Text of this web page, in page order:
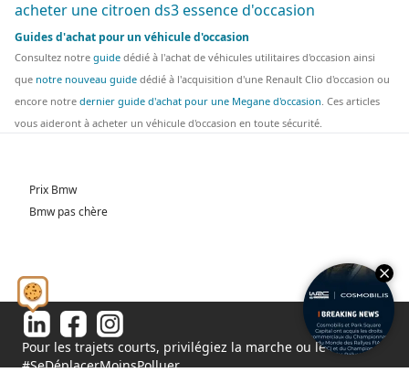
acheter une citroen ds3 essence d'occasion
Guides d'achat pour un véhicule d'occasion
Consultez notre guide dédié à l'achat de véhicules utilitaires d'occasion ainsi
que notre nouveau guide dédié à l'acquisition d'une Renault Clio d'occasion ou
encore notre dernier guide d'achat pour une Megane d'occasion. Ces articles
vous aideront à acheter un véhicule d'occasion en toute sécurité.
Prix Bmw
Bmw pas chère
Pour les trajets courts, privilégiez la marche ou le vélo.
#SeDéplacerMoinsPolluer